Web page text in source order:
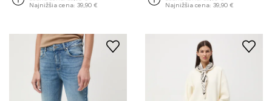
Najnižšia cena: 39,90 €
Najnižšia cena: 39,90 €